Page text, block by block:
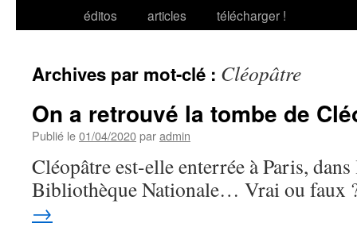
éditos
articles
télécharger !
Archives par mot-clé : Cléopâtre
On a retrouvé la tombe de
Publié le01/04/2020paradmin
Cléopâtre est-elle enterrée à Paris,
Bibliothèque Nationale… Vrai ou faux
→